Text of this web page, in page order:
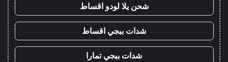
شحن يلا لودو اقساط
شدات ببجي اقساط
شدات ببجي تمارا